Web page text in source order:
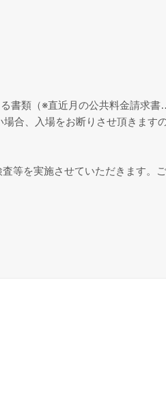
類（※直近月の公共料金請求書
合、入場をお断りさせ頂きます
等を実施させていただきます。